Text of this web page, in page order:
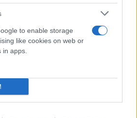
to enable storage
like cookies on web or
apps.